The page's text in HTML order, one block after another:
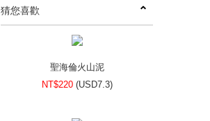
猜您喜歡
聖海倫火山泥
NT$220 (USD7.3)